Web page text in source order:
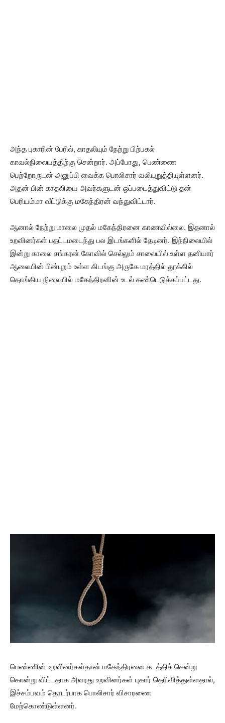
அந்த புகாரின் பேரில், காதலியும் நேற்று பிற்பகல்
காவல்நிலையத்திற்கு சென்றார். அப்போது, பெண்ணை
பெற்றோருடன் அனுப்பி வைக்க பொலிசார் வலியுறுத்தியுள்ளனர்.
அதன் பின் காதலியை அவர்களுடன் ஒப்படைத்துவிட்டு தன்
பெரியம்மா வீட்டுக்கு மகேந்திரன் வந்துவிட்டார்.
ஆனால் நேற்று மாலை முதல் மகேந்திரனை காணவில்லை. இதனால்
உறவினர்கள் பதட்டமடைந்து பல இடங்களில் தேடினர். இந்நிலையில்
இன்று காலை சங்கரன் கோவில் செல்லும் சாலையில் உள்ள தனியார்
ஆலையின் பின்புறம் உள்ள கிடங்கு அருகே மரத்தில் தூக்கில்
தொங்கிய நிலையில் மகேந்திரனின் உடல் கண்டெடுக்கப்பட்டது.
பெண்ணின் உறவினர்கள்தான் மகேந்திரனை கடத்திச் சென்று
கொன்று விட்டதாக அவரது உறவினர்கள் புகார் தெரிவித்துள்ளதால்,
இச்சம்பவம் தொடர்பாக பொலிசார் விசாரணை
மேற்கொண்டுள்ளனர்.